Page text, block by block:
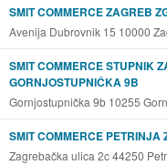
SMIT COMMERCE ZAGREB
Avenija Dubrovnik 15 10000
SMIT COMMERCE STUPNIK
GORNJOSTUPNIČKA 9B
Gornjostupnička 9b 10255
SMIT COMMERCE
Zagrebačka ulica 2c 44250